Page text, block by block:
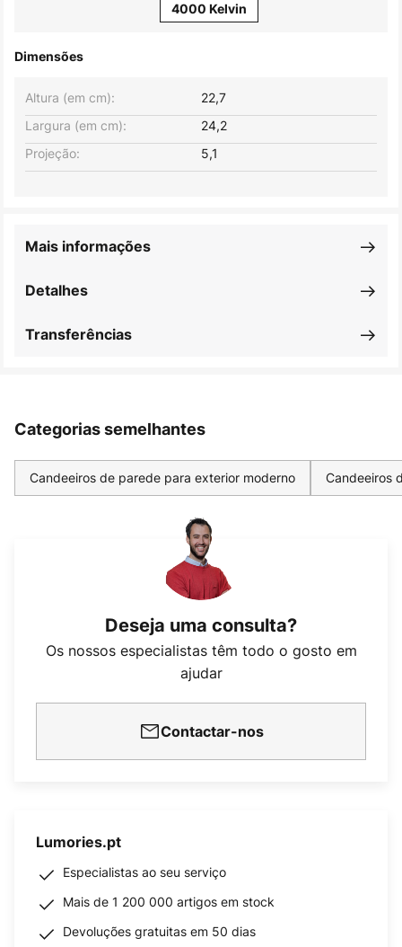
4000 Kelvin
Dimensões
Largura (em cm): 24,2
Altura (em cm): 22,7
Projeção: 5,1
Detalhes
Mais informações
Transferências
Categorias semelhantes
Candeeiros de parede para exterior moderno Candeeiros
Deseja uma consulta?
Os nossos especialistas têm todo o gosto em
ajudar
Contactar-nos
Lumories.pt
Especialistas ao seu serviço
Mais de 1 200 000 artigos em stock
Devoluções gratuitas em 50 dias